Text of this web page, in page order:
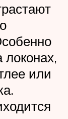
локонах,
или